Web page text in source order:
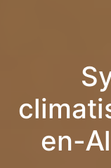
en-